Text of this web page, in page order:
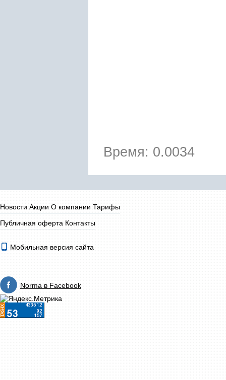
Время: 0.0034
Новости Акции О компании Тарифы
Публичная оферта Контакты
Мобильная версия сайта
Norma в Facebook